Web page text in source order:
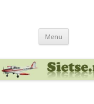
Menu